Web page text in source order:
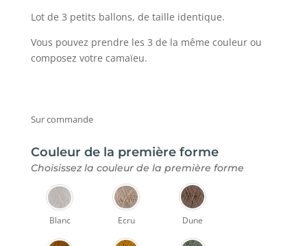
Lot de 3 petits ballons, de taille identique.
Vous pouvez prendre les 3 de la même couleur ou
composez votre camaïeu.
Sur commande
Couleur de la première forme
Choisissez la couleur de la première forme
Blanc Ecru Dune